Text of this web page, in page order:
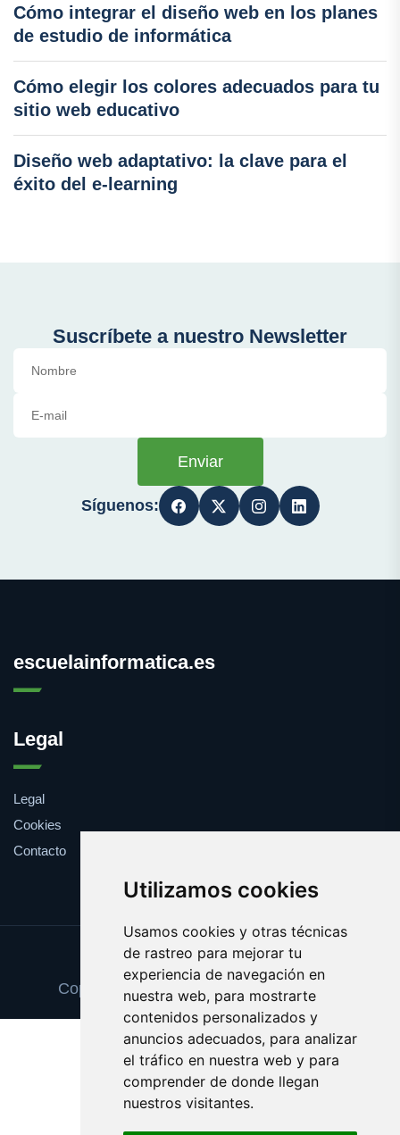
Utilizamos cookies
Usamos cookies y otras técnicas
de rastreo para mejorar tu
experiencia de navegación en
nuestra web, para mostrarte
contenidos personalizados y
anuncios adecuados, para analizar
el tráfico en nuestra web y para
comprender de donde llegan
nuestros visitantes.
Cómo integrar el diseño web en los planes
de estudio de informática
Cómo elegir los colores adecuados para tu
sitio web educativo
Diseño web adaptativo: la clave para el
éxito del e-learning
Suscríbete a nuestro Newsletter
Enviar
Síguenos:
escuelainformatica.es
Legal
Legal
Cookies
Contacto
Update cookies preferences
Copyright © 2025 escuelainformatica.es